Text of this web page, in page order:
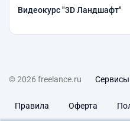
Видеокурс "3D Ландшафт"
© 2026 freelance.ru Сервисы
Правила Оферта